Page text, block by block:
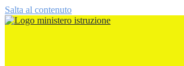
Salta al contenuto